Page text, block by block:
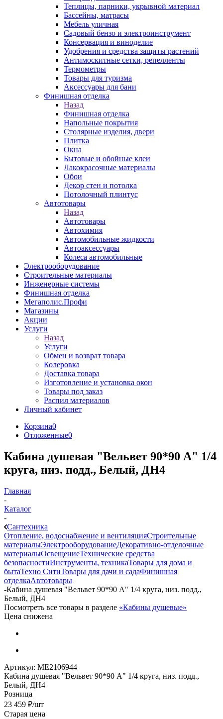
Теплицы, парники, укрывной материал
Бассейны, матрасы
Мебель уличная
Садовый бензо и электроинструмент
Консервация и виноделие
Удобрения и средства защиты растений
Антимоскитные сетки, репелленты
Термометры
Товары для туризма
Аксессуары для бани
Финишная отделка
Назад
Финишная отделка
Напольные покрытия
Столярные изделия, двери
Плитка
Окна
Бытовые и обойные клеи
Лакокрасочные материалы
Обои
Декор стен и потолка
Потолочный плинтус
Автотовары
Назад
Автотовары
Автохимия
Автомобильные жидкости
Автоаксессуары
Колеса автомобильные
Электрооборудование
Строительные материалы
Инженерные системы
Финишная отделка
Мегаполис.Профи
Магазины
Акции
Услуги
Назад
Услуги
Обмен и возврат товара
Колеровка
Доставка товара
Изготовление и установка окон
Товары под заказ
Распил материалов
Личный кабинет
Корзина0
Отложенные0
Кабина душевая "Вельвет 90*90 А" 1/4
круга, низ. подд., Белый, ДН4
Главная
-
Каталог
-
Сантехника
Отопление, водоснабжение и вентиляцияСтроительные
материалыЭлектрооборудованиеДекоративно-отделочные
материалыОсвещениеТехнические средства
безопасностиИнструменты, техникаТовары для дома и
бытаТехно СитиТовары для дачи и садаФинишная
отделкаАвтотовары
-Кабина душевая "Вельвет 90*90 А" 1/4 круга, низ. подд.,
Белый, ДН4
Посмотреть все товары в разделе «Кабины душевые»
Цена снижена
Артикул: МЕ2106944
Кабина душевая "Вельвет 90*90 А" 1/4 круга, низ. подд.,
Белый, ДН4
Розница
23 459 ₽/шт
Старая цена